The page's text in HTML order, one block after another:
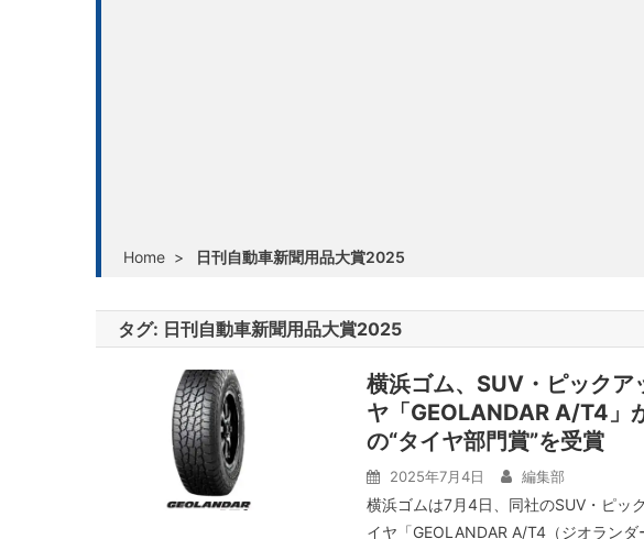
Home > 日刊自動車新聞用品大賞2025
タグ: 日刊自動車新聞用品大賞2025
横浜ゴム、SUV・ピックア
ヤ「GEOLANDAR A/T4」
の“タイヤ部門賞”を受賞
2025年7月4日 編集部
横浜ゴムは7月4日、同社のSUV・ピッ
イヤ「GEOLANDAR A/T4（ジオラン